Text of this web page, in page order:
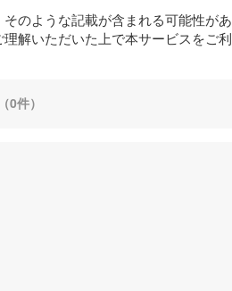
のような記載が含まれる可能性があ
解いただいた上で本サービスをご利
0件）